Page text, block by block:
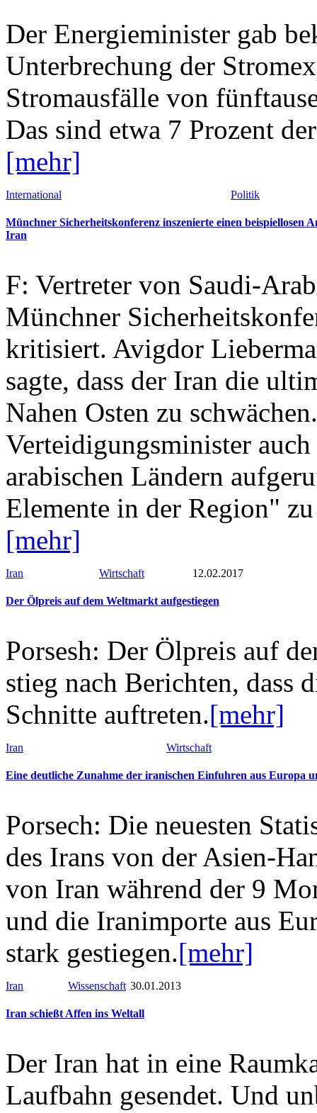
Der Energieminister gab
Unterbrechung der
Stromausfälle von
Das sind etwa 7 Prozent
[mehr]
International Politik
Münchner Sicherheitskonferenz inszenierte einen
Iran
F: Vertreter von Saudi-
Münchner
kritisiert. Avigdor
sagte, dass der Iran die
Nahen Osten zu
Verteidigungsminister
arabischen Ländern
Elemente in der Region"
[mehr]
Iran Wirtschaft 12.02.2017
Der Ölpreis auf dem Weltmarkt aufgestiegen
Porsesh: Der Ölpreis auf
stieg nach Berichten, dass
Schnitte auftreten.[mehr]
Iran Wirtschaft
Eine deutliche Zunahme der iranischen Einfuhren aus Europa
Porsech: Die neuesten
des Irans von der Asien-
von Iran während der 9
und die Iranimporte aus
stark gestiegen.[mehr]
Iran Wissenschaft 30.01.2013
Iran schießt Affen ins Weltall
Der Iran hat in eine
Laufbahn gesendet. Und